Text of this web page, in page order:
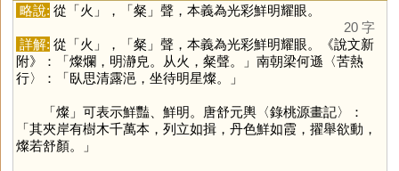
略說: 從「火 」，「粲 」聲，本義為光彩鮮明耀眼。
20 字
詳解: 從「火 」，「粲 」聲，本義為光彩鮮明耀眼。《說文新
附》：「燦爛，明瀞皃。从火，粲聲。」南朝梁何遜〈苦熱
行〉：「臥思清露浥，坐待明星燦。」
「燦」可表示鮮豔、鮮明。唐舒元輿〈錄桃源畫記〉：
「其夾岸有樹木千萬本，列立如揖，丹色鮮如霞，擢舉欲動，
燦若舒顏。」